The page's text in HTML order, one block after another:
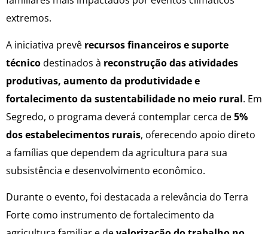
extremos.
A iniciativa prevê recursos financeiros e suporte
técnicodestinados à reconstrução das atividades
produtivas, aumento da produtividade e
fortalecimento da sustentabilidade no meio rural. Em
Segredo, o programa deverá contemplar cerca de5%
dos estabelecimentos rurais, oferecendo apoio direto
a famílias que dependem da agricultura para sua
subsistência e desenvolvimento econômico.
Durante o evento, foi destacada a relevância do Terra
Forte como instrumento de fortalecimento da